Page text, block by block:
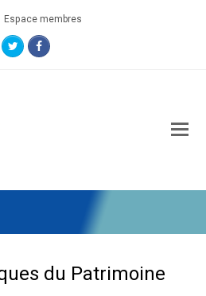
Espace membres
TwitterFacebook
du Patrimoine